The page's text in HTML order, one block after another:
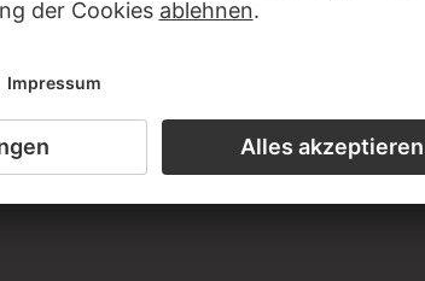
IN VERBINDUNG STEHEN